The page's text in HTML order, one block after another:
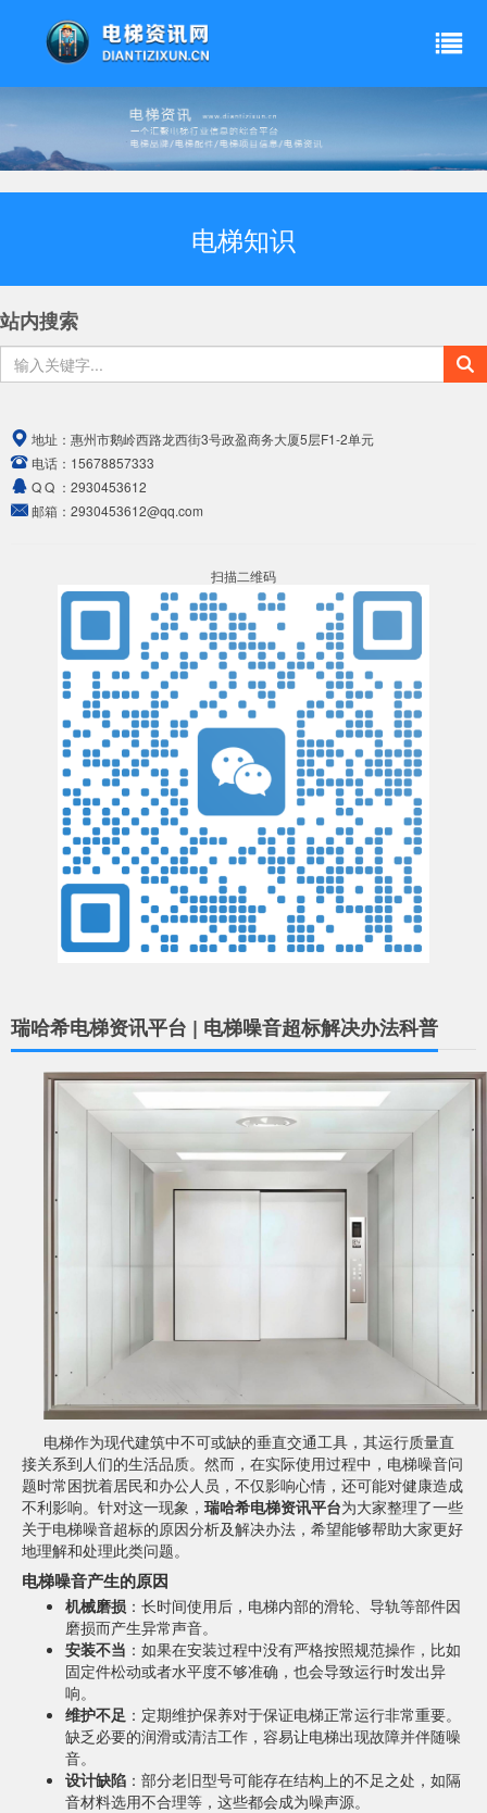
电梯知识
站内搜索
地址： 惠州市鹅岭西路龙西街3号政盈商务大厦5层F1-2单元
电话： 15678857333
Q Q ： 2930453612
邮箱： 2930453612@qq.com
扫描二维码
瑞哈希电梯资讯平台 | 电梯噪音超标解决办法科普
电梯作为现代建筑中不可或缺的垂直交通工具，其运行质量直
接关系到人们的生活品质。然而，在实际使用过程中，电梯噪音问
题时常困扰着居民和办公人员，不仅影响心情，还可能对健康造成
不利影响。针对这一现象， 瑞哈希电梯资讯平台为大家整理了一些
关于电梯噪音超标的原因分析及解决办法，希望能够帮助大家更好
地理解和处理此类问题。
电梯噪音产生的原因
机械磨损 ：长时间使用后，电梯内部的滑轮、导轨等部件因
磨损而产生异常声音。
安装不当 ：如果在安装过程中没有严格按照规范操作，比如
固定件松动或者水平度不够准确，也会导致运行时发出异
响。
维护不足 ：定期维护保养对于保证电梯正常运行非常重要。
缺乏必要的润滑或清洁工作，容易让电梯出现故障并伴随噪
音。
设计缺陷 ：部分老旧型号可能存在结构上的不足之处，如隔
音材料选用不合理等，这些都会成为噪声源。